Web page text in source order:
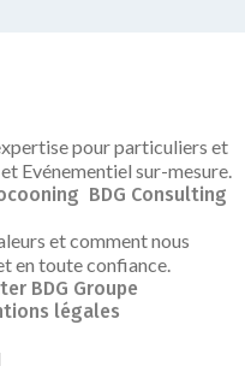
pour particuliers et
Evénementiel sur-mesure.
BDG Consulting
et comment nous
en toute confiance.
BDG Groupe
légales